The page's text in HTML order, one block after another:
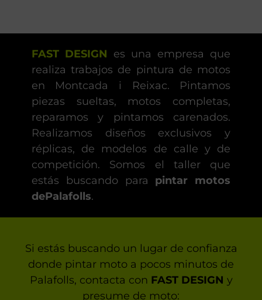
FAST DESIGN es una empresa que
realiza trabajos de pintura de motos
en Montcada i Reixac. Pintamos
piezas sueltas, motos completas,
reparamos y pintamos carenados.
Realizamos diseños exclusivos y
réplicas, de modelos de calle y de
competición. Somos el taller que
estás buscando para pintar motos
dePalafolls.
Si estás buscando un lugar de confianza
donde pintar moto a pocos minutos de
Palafolls, contacta con FAST DESIGN y
presume de moto: